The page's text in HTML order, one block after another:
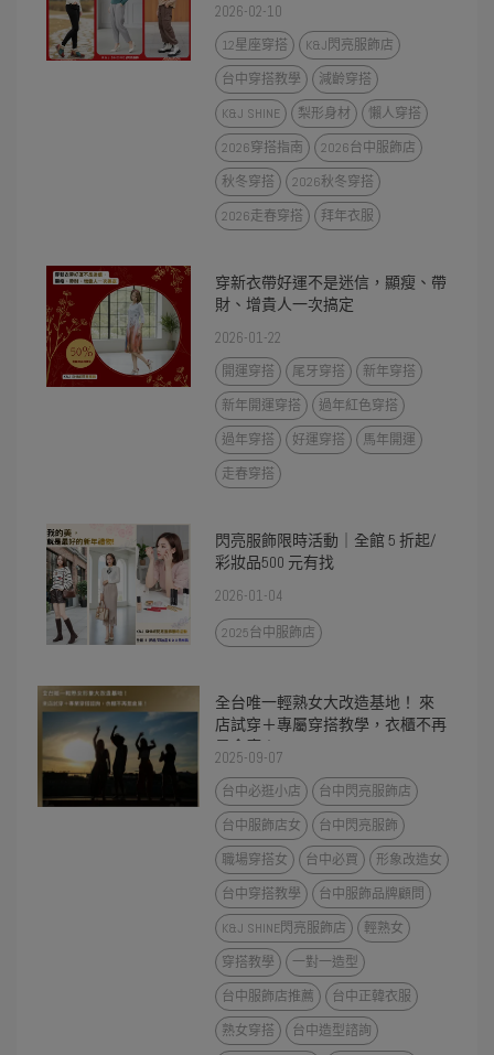
2026-02-10
12星座穿搭
K&J閃亮服飾店
台中穿搭教學
減齡穿搭
K&J SHINE
梨形身材
懶人穿搭
2026穿搭指南
2026台中服飾店
秋冬穿搭
2026秋冬穿搭
2026走春穿搭
拜年衣服
穿新衣帶好運不是迷信，顯瘦、帶
財、增貴人一次搞定
2026-01-22
開運穿搭 尾牙穿搭
新年穿搭
新年開運穿搭
過年紅色穿搭
過年穿搭
好運穿搭
馬年開運
走春穿搭
閃亮服飾限時活動｜全館 5 折起/
彩妝品500 元有找
2026-01-04
2025台中服飾店
全台唯一輕熟女大改造基地！ 來
店試穿＋專屬穿搭教學，衣櫃不再
是倉庫！
2025-09-07
台中必逛小店
台中閃亮服飾店
台中服飾店女
台中閃亮服飾
職場穿搭女
台中必買
形象改造女
台中穿搭教學
台中服飾品牌顧問
K&J SHINE閃亮服飾店
輕熟女
穿搭教學
一對一造型
台中服飾店推薦
台中正韓衣服
熟女穿搭
台中造型諮詢